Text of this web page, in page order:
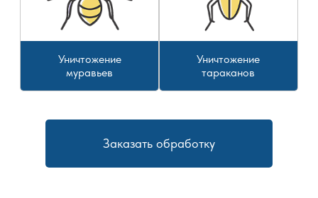
Уничтожение
муравьев
Уничтожение
тараканов
Заказать обработку